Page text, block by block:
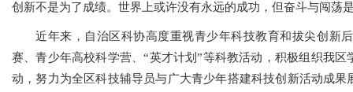
创新不是为了成绩。世界上或许没有永远的成功，但奋斗与闯荡
近年来，自治区科协高度重视青少年科技教育和拔尖创新
赛、青少年高校科学营、“英才计划”等科教活动，积极组织我
动，努力为全区科技辅导员与广大青少年搭建科技创新活动成